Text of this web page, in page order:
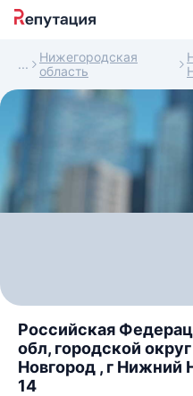
Нижегородская
область
Российская
обл, городской
Новгород , г Нижний
14